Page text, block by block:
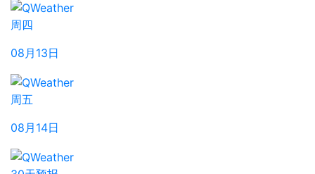
周四
08月13日
周五
08月14日